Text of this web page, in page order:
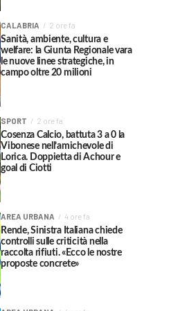
CALABRIA 2 ore fa
Sanità, ambiente, cultura e
welfare: la Giunta Regionale vara
le nuove linee strategiche, in
campo oltre 20 milioni
SPORT 2 ore fa
Cosenza Calcio, battuta 3 a 0 la
Vibonese nell’amichevole di
Lorica. Doppietta di Achour e
goal di Ciotti
AREA URBANA 4 ore fa
Rende, Sinistra Italiana chiede
controlli sulle criticità nella
raccolta rifiuti. «Ecco le nostre
proposte concrete»